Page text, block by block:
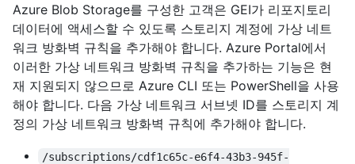
Azure Blob Storage를 구성한 고객은 GEI가 리포지토리
데이터에 액세스할 수 있도록 스토리지 계정에 가상 네트
워크 방화벽 규칙을 추가해야 합니다. Azure Portal에서
이러한 가상 네트워크 방화벽 규칙을 추가하는 기능은 현
재 지원되지 않으므로 Azure CLI 또는 PowerShell을 사용
해야 합니다. 다음 가상 네트워크 서브넷 ID를 스토리지 계
정의 가상 네트워크 방화벽 규칙에 추가해야 합니다.
/subscriptions/cdf1c65c-e6f4-43b3-945f-